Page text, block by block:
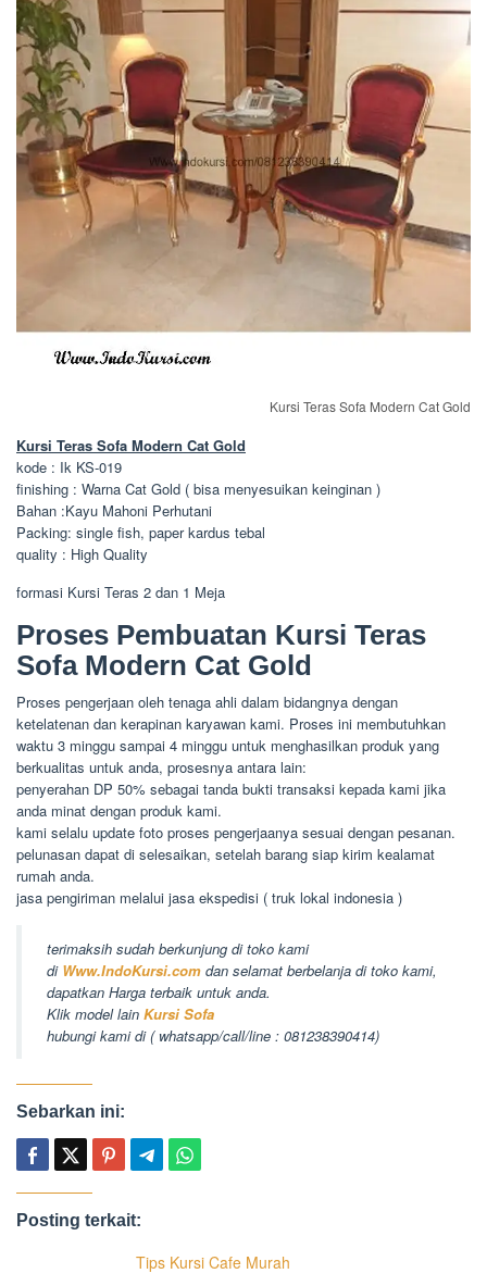
Kursi Teras Sofa Modern Cat Gold
Kursi Teras Sofa Modern Cat Gold
kode : Ik KS-019
finishing : Warna Cat Gold ( bisa menyesuikan keinginan )
Bahan :Kayu Mahoni Perhutani
Packing: single fish, paper kardus tebal
quality : High Quality
formasi Kursi Teras 2 dan 1 Meja
Proses Pembuatan Kursi Teras
Sofa Modern Cat Gold
Proses pengerjaan oleh tenaga ahli dalam bidangnya dengan
ketelatenan dan kerapinan karyawan kami. Proses ini membutuhkan
waktu 3 minggu sampai 4 minggu untuk menghasilkan produk yang
berkualitas untuk anda, prosesnya antara lain:
penyerahan DP 50% sebagai tanda bukti transaksi kepada kami jika
anda minat dengan produk kami.
kami selalu update foto proses pengerjaanya sesuai dengan pesanan.
pelunasan dapat di selesaikan, setelah barang siap kirim kealamat
rumah anda.
jasa pengiriman melalui jasa ekspedisi ( truk lokal indonesia )
terimaksih sudah berkunjung di toko kami
di Www.IndoKursi.com dan selamat berbelanja di toko kami,
dapatkan Harga terbaik untuk anda.
Klik model lain Kursi Sofa
hubungi kami di ( whatsapp/call/line : 081238390414)
Sebarkan ini:
Posting terkait:
Tips Kursi Cafe Murah